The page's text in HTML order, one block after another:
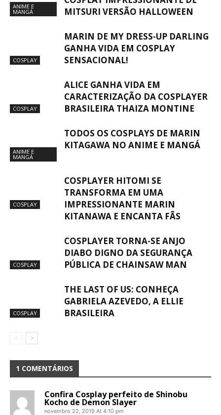
ANIME E
MANGÁ
MITSURI VERSÃO HALLOWEEN
COSPLAY
MARIN DE MY DRESS-UP DARLING
GANHA VIDA EM COSPLAY
SENSACIONAL!
COSPLAY
ALICE GANHA VIDA EM
CARACTERIZAÇÃO DA COSPLAYER
BRASILEIRA THAIZA MONTINE
ANIME E
MANGÁ
TODOS OS COSPLAYS DE MARIN
KITAGAWA NO ANIME E MANGÁ
COSPLAY
COSPLAYER HITOMI SE
TRANSFORMA EM UMA
IMPRESSIONANTE MARIN
KITANAWA E ENCANTA FÃS
COSPLAY
COSPLAYER TORNA-SE ANJO
DIABO DIGNO DA SEGURANÇA
PÚBLICA DE CHAINSAW MAN
COSPLAY
THE LAST OF US: CONHEÇA
GABRIELA AZEVEDO, A ELLIE
BRASILEIRA
1 COMENTÁRIOS
Confira Cosplay perfeito de Shinobu
Kocho de Demon Slayer
novembro 22, 2019 At 4:10 pm